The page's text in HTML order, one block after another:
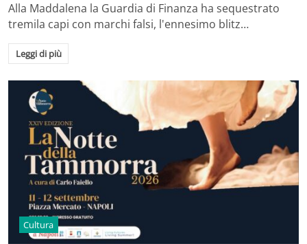
Alla Maddalena la Guardia di Finanza ha sequestrato
tremila capi con marchi falsi, l'ennesimo blitz…
Leggi di più
Cultura